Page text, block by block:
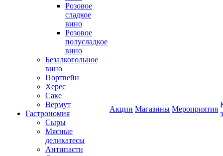
Розовое
сладкое
вино
Розовое
полусладкое
вино
Безалкогольное
вино
Портвейн
Херес
Саке
Вермут
Гастрономия
Сыры
Мясные
деликатесы
Антипасти
Акции Магазины Мероприятия